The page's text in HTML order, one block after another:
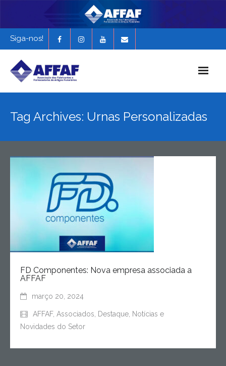
Siga-nos!
História da AFFAF
Revista Funerária em Foco
EXPONAF 2027
Tag Archives: Urnas Personalizadas
FD Componentes: Nova empresa associada a
AFFAF
março 20, 2024
AFFAF, Associados Destaque Notícias e
Novidades do Setor